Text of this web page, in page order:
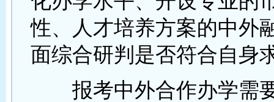
性、人才培养方案的中外
面综合研判是否符合自身
报考中外合作办学需